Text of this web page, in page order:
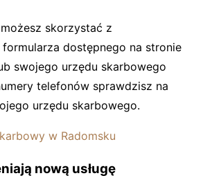
skorzystać z
dostępnego na stronie
swojego urzędu skarbowego
telefonów sprawdzisz na
urzędu skarbowego.
w Radomsku
nową usługę